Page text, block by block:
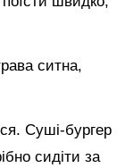
ситна,
Суші-бургер
сидіти за